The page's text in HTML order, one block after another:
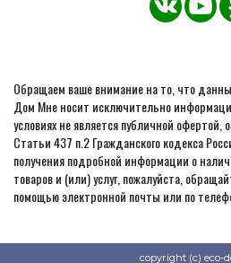
Обращаем ваше внимание на то, что
Дом Мне носит исключительно
условиях не является публичной
Статьи 437 п.2 Гражданского кодекса
получения подробной информации о
товаров и (или) услуг, пожалуйста,
помощью электронной почты или по
copyright (c) eco-